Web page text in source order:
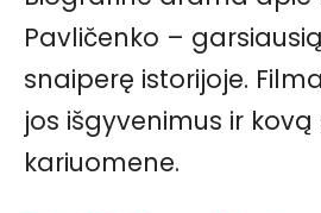
Pavličenko –
snaiperę istorijoje.
jos išgyvenimus ir kovą
kariuomene.